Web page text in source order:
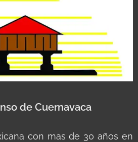
de Cuernavaca
con mas de 30 años en